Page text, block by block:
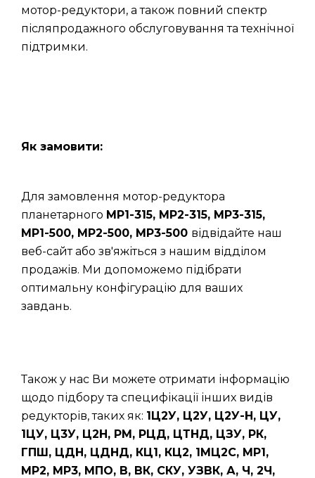
мотор-редуктори, а також повний спектр
післяпродажного обслуговування та технічної
підтримки.
Як замовити:
Для замовлення мотор-редуктора
планетарного МР1-315, МР2-315, МР3-315,
МР1-500, МР2-500, МР3-500 відвідайте наш
веб-сайт або зв'яжіться з нашим відділом
продажів. Ми допоможемо підібрати
оптимальну конфігурацію для ваших
завдань.
Також у нас Ви можете отримати інформацію
щодо підбору та специфікації інших видів
редукторів, таких як: 1Ц2У, Ц2У, Ц2У-Н, ЦУ,
1ЦУ, Ц3У, Ц2Н, РМ, РЦД, ЦТНД, ЦЗУ, РК,
ГПШ, ЦДН, ЦДНД, КЦ1, КЦ2, 1МЦ2С, МР1,
МР2, МР3, МПО, В, ВК, СКУ, УЗВК, А, Ч, 2Ч,